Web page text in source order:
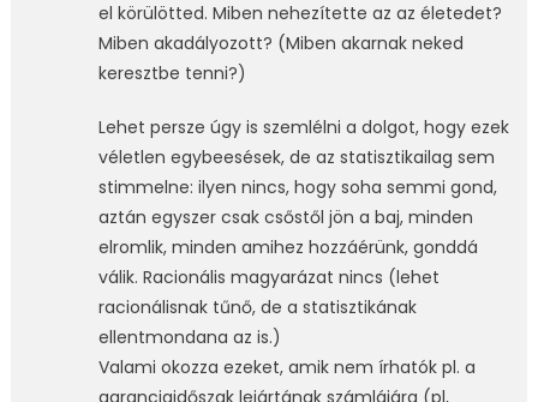
el körülötted. Miben nehezítette az az életedet?
Miben akadályozott? (Miben akarnak neked
keresztbe tenni?)
Lehet persze úgy is szemlélni a dolgot, hogy ezek
véletlen egybeesések, de az statisztikailag sem
stimmelne: ilyen nincs, hogy soha semmi gond,
aztán egyszer csak csőstől jön a baj, minden
elromlik, minden amihez hozzáérünk, gonddá
válik. Racionális magyarázat nincs (lehet
racionálisnak tűnő, de a statisztikának
ellentmondana az is.)
Valami okozza ezeket, amik nem írhatók pl. a